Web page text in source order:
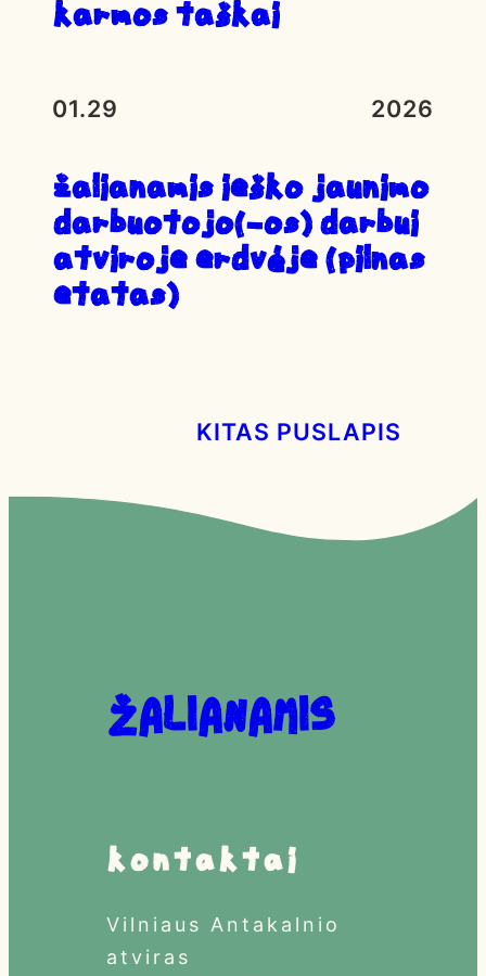
karmos taškai
01.29 2026
ŽALIANAMIS IEŠKO JAUNIMO
DARBUOTOJO(-OS) DARBUI
ATVIROJE ERDVĖJE (PILNAS
ETATAS)
KITAS PUSLAPIS
Žalianamis
Kontaktai
Vilniaus Antakalnio
atviras